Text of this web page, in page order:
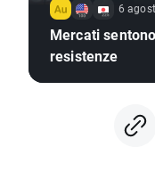
6
Mercati
resistenze